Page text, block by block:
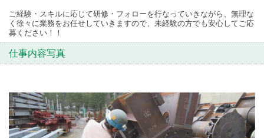
ご経験・スキルに応じて研修・フォローを行なっていきながら、無理な
く徐々に業務をお任せしていきますので、未経験の方でも安心してご応
募ください！！
仕事内容写真